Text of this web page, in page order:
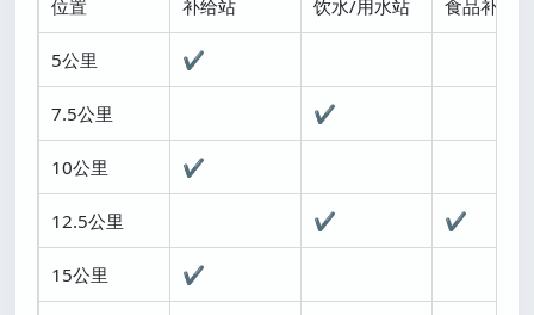
位置 补给站 饮水/用水站 食品补给
5公里 ✔
7.5公里 ✔
10公里 ✔
12.5公里 ✔ ✔
15公里 ✔